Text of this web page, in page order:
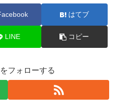
はてブ
LINE コピー
フォローする